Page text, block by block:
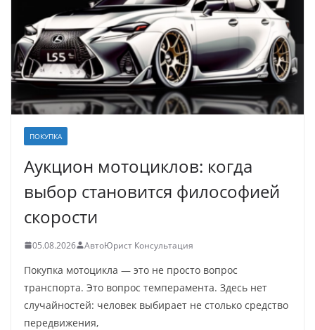
ПОКУПКА
Аукцион мотоциклов: когда
выбор становится философией
скорости
05.08.2026 АвтоЮрист Консультация
Покупка мотоцикла — это не просто вопрос
транспорта. Это вопрос темперамента. Здесь нет
случайностей: человек выбирает не столько средство
передвижения,